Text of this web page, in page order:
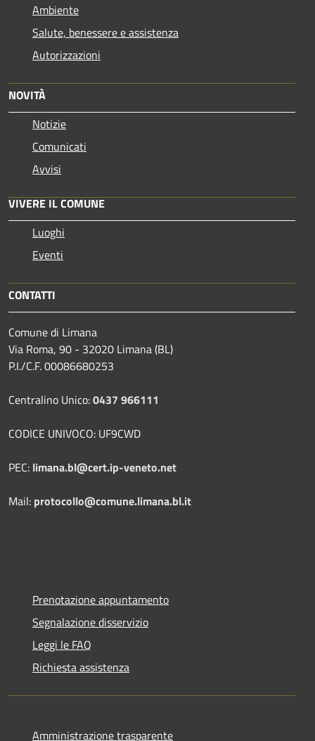
Ambiente
Salute, benessere e assistenza
Autorizzazioni
NOVITÀ
Notizie
Comunicati
Avvisi
VIVERE IL COMUNE
Luoghi
Eventi
CONTATTI
Comune di Limana
Via Roma, 90 - 32020 Limana (BL)
P.I./C.F. 00086680253
Centralino Unico:0437 966111
CODICE UNIVOCO: UF9CWD
PEC: limana.bl@cert.ip-veneto.net
Mail: protocollo@comune.limana.bl.it
Prenotazione appuntamento
Segnalazione disservizio
Leggi le FAQ
Richiesta assistenza
Amministrazione trasparente